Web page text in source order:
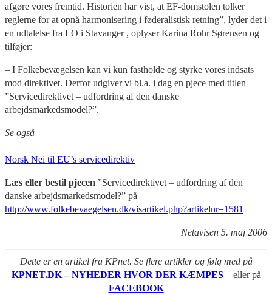
afgøre vores fremtid. Historien har vist, at EF-domstolen tolker
reglerne for at opnå harmonisering i føderalistisk retning”, lyder det i
en udtalelse fra LO i Stavanger , oplyser Karina Rohr Sørensen og
tilføjer:
– I Folkebevægelsen kan vi kun fastholde og styrke vores indsats
mod direktivet. Derfor udgiver vi bl.a. i dag en pjece med titlen
”Servicedirektivet – udfordring af den danske
arbejdsmarkedsmodel?”.
Se også
Norsk Nei til EU’s servicedirektiv
Læs eller bestil pjecen ”Servicedirektivet – udfordring af den
danske arbejdsmarkedsmodel?” på
http://www.folkebevaegelsen.dk/visartikel.php?artikelnr=1581
Netavisen 5. maj 2006
Dette er en artikel fra KPnet. Se flere artikler og følg med på
KPNET.DK – NYHEDER HVOR DER KÆMPES – eller på
FACEBOOK